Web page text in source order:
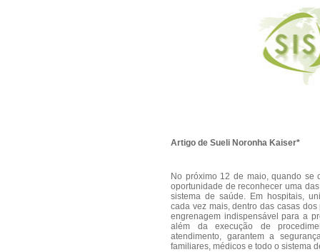
Artigo de Sueli Noronha Kaiser*
No próximo 12 de maio, quando se
oportunidade de reconhecer uma
sistema de saúde. Em hospitais,
cada vez mais, dentro das casas
engrenagem indispensável para a
além da execução de
atendimento, garantem a
familiares, médicos e todo o sistema